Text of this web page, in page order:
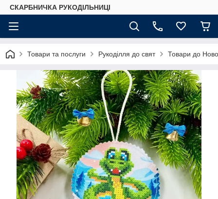
СКАРБНИЧКА РУКОДІЛЬНИЦІ
Товари та послуги Рукоділля до свят Товари до